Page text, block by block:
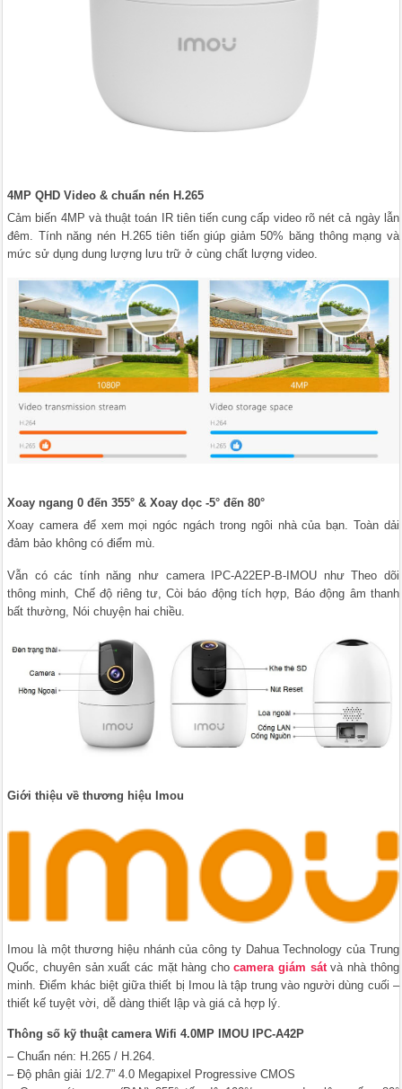
4MP QHD Video & chuẩn nén H.265
Cảm biến 4MP và thuật toán IR tiên tiến cung cấp video rõ nét cả ngày lẫn
đêm. Tính năng nén H.265 tiên tiến giúp giảm 50% băng thông mạng và
mức sử dụng dung lượng lưu trữ ở cùng chất lượng video.
Xoay ngang 0 đến 355° & Xoay dọc -5° đến 80°
Xoay camera để xem mọi ngóc ngách trong ngôi nhà của bạn. Toàn dải
đảm bảo không có điểm mù.
Vẫn có các tính năng như camera IPC-A22EP-B-IMOU như Theo dõi
thông minh, Chế độ riêng tư, Còi báo động tích hợp, Báo động âm thanh
bất thường, Nói chuyện hai chiều.
Giới thiệu về thương hiệu Imou
Imou là một thương hiệu nhánh của công ty Dahua Technology của Trung
Quốc, chuyên sản xuất các mặt hàng chocamera giám sátvà nhà thông
minh. Điểm khác biệt giữa thiết bị Imou là tập trung vào người dùng cuối –
thiết kế tuyệt vời, dễ dàng thiết lập và giá cả hợp lý.
Thông số kỹ thuật camera Wifi 4.0MP IMOU IPC-A42P
– Chuẩn nén: H.265 / H.264.
– Độ phân giải 1/2.7” 4.0 Megapixel Progressive CMOS